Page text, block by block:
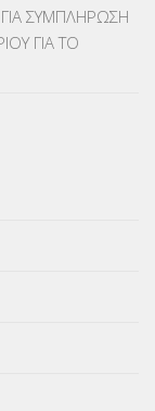
ΣΥΜΠΛΗΡΩΣΗ
ΓΙΑ ΤΟ